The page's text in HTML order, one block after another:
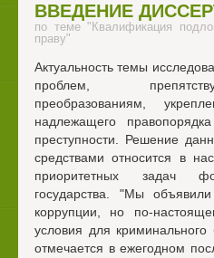
ВВЕДЕНИЕ
по теме "Квалификация
праву"
Актуальность темы
проблем,
преобразованиям,
надлежащего
преступности. Решение
средствами относится в
приоритетных задач
государства. "Мы
коррупции, но по-
условия для
отмечается в ежегодном